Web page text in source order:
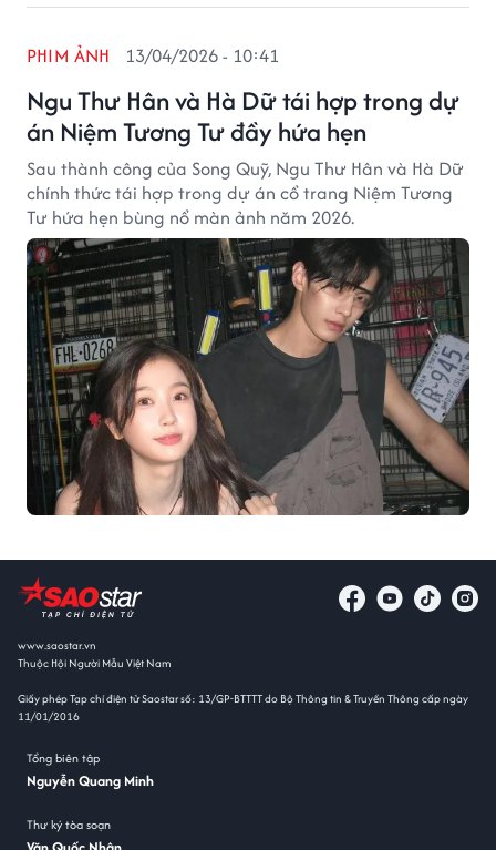
Ngu Thư Hân và Hà Dữ tái hợp trong dự
án Niệm Tương Tư đầy hứa hẹn
PHIM ẢNH 13/04/2026 - 10:41
Sau thành công của Song Quỹ, Ngu Thư Hân và Hà Dữ
chính thức tái hợp trong dự án cổ trang Niệm Tương
Tư hứa hẹn bùng nổ màn ảnh năm 2026.
www.saostar.vn
Thuộc Hội Người Mẫu Việt Nam
Giấy phép Tạp chí điện tử Saostar số: 13/GP-BTTTT do Bộ Thông tin & Truyền Thông cấp ngày
11/01/2016
Tổng biên tập
Nguyễn Quang Minh
Thư ký tòa soạn